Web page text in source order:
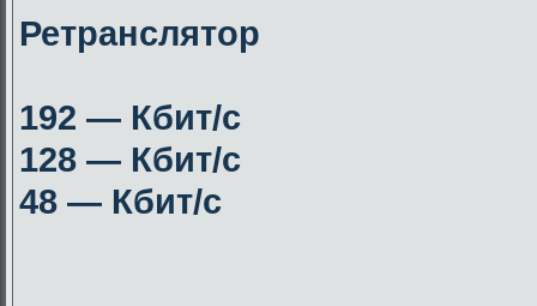
Ретранслятор
192 — Кбит/с
128 — Кбит/с
48 — Кбит/с